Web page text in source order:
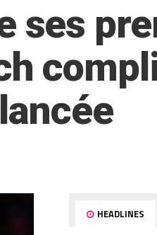
ses
HEADLINES